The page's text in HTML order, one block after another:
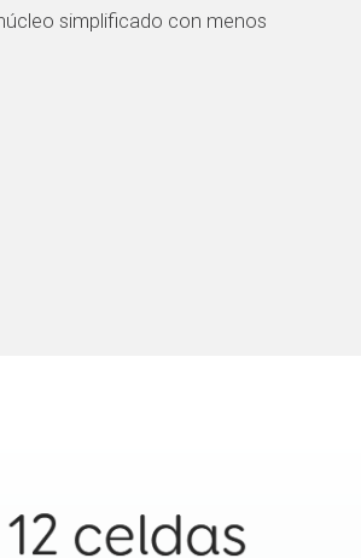
simplificado con menos